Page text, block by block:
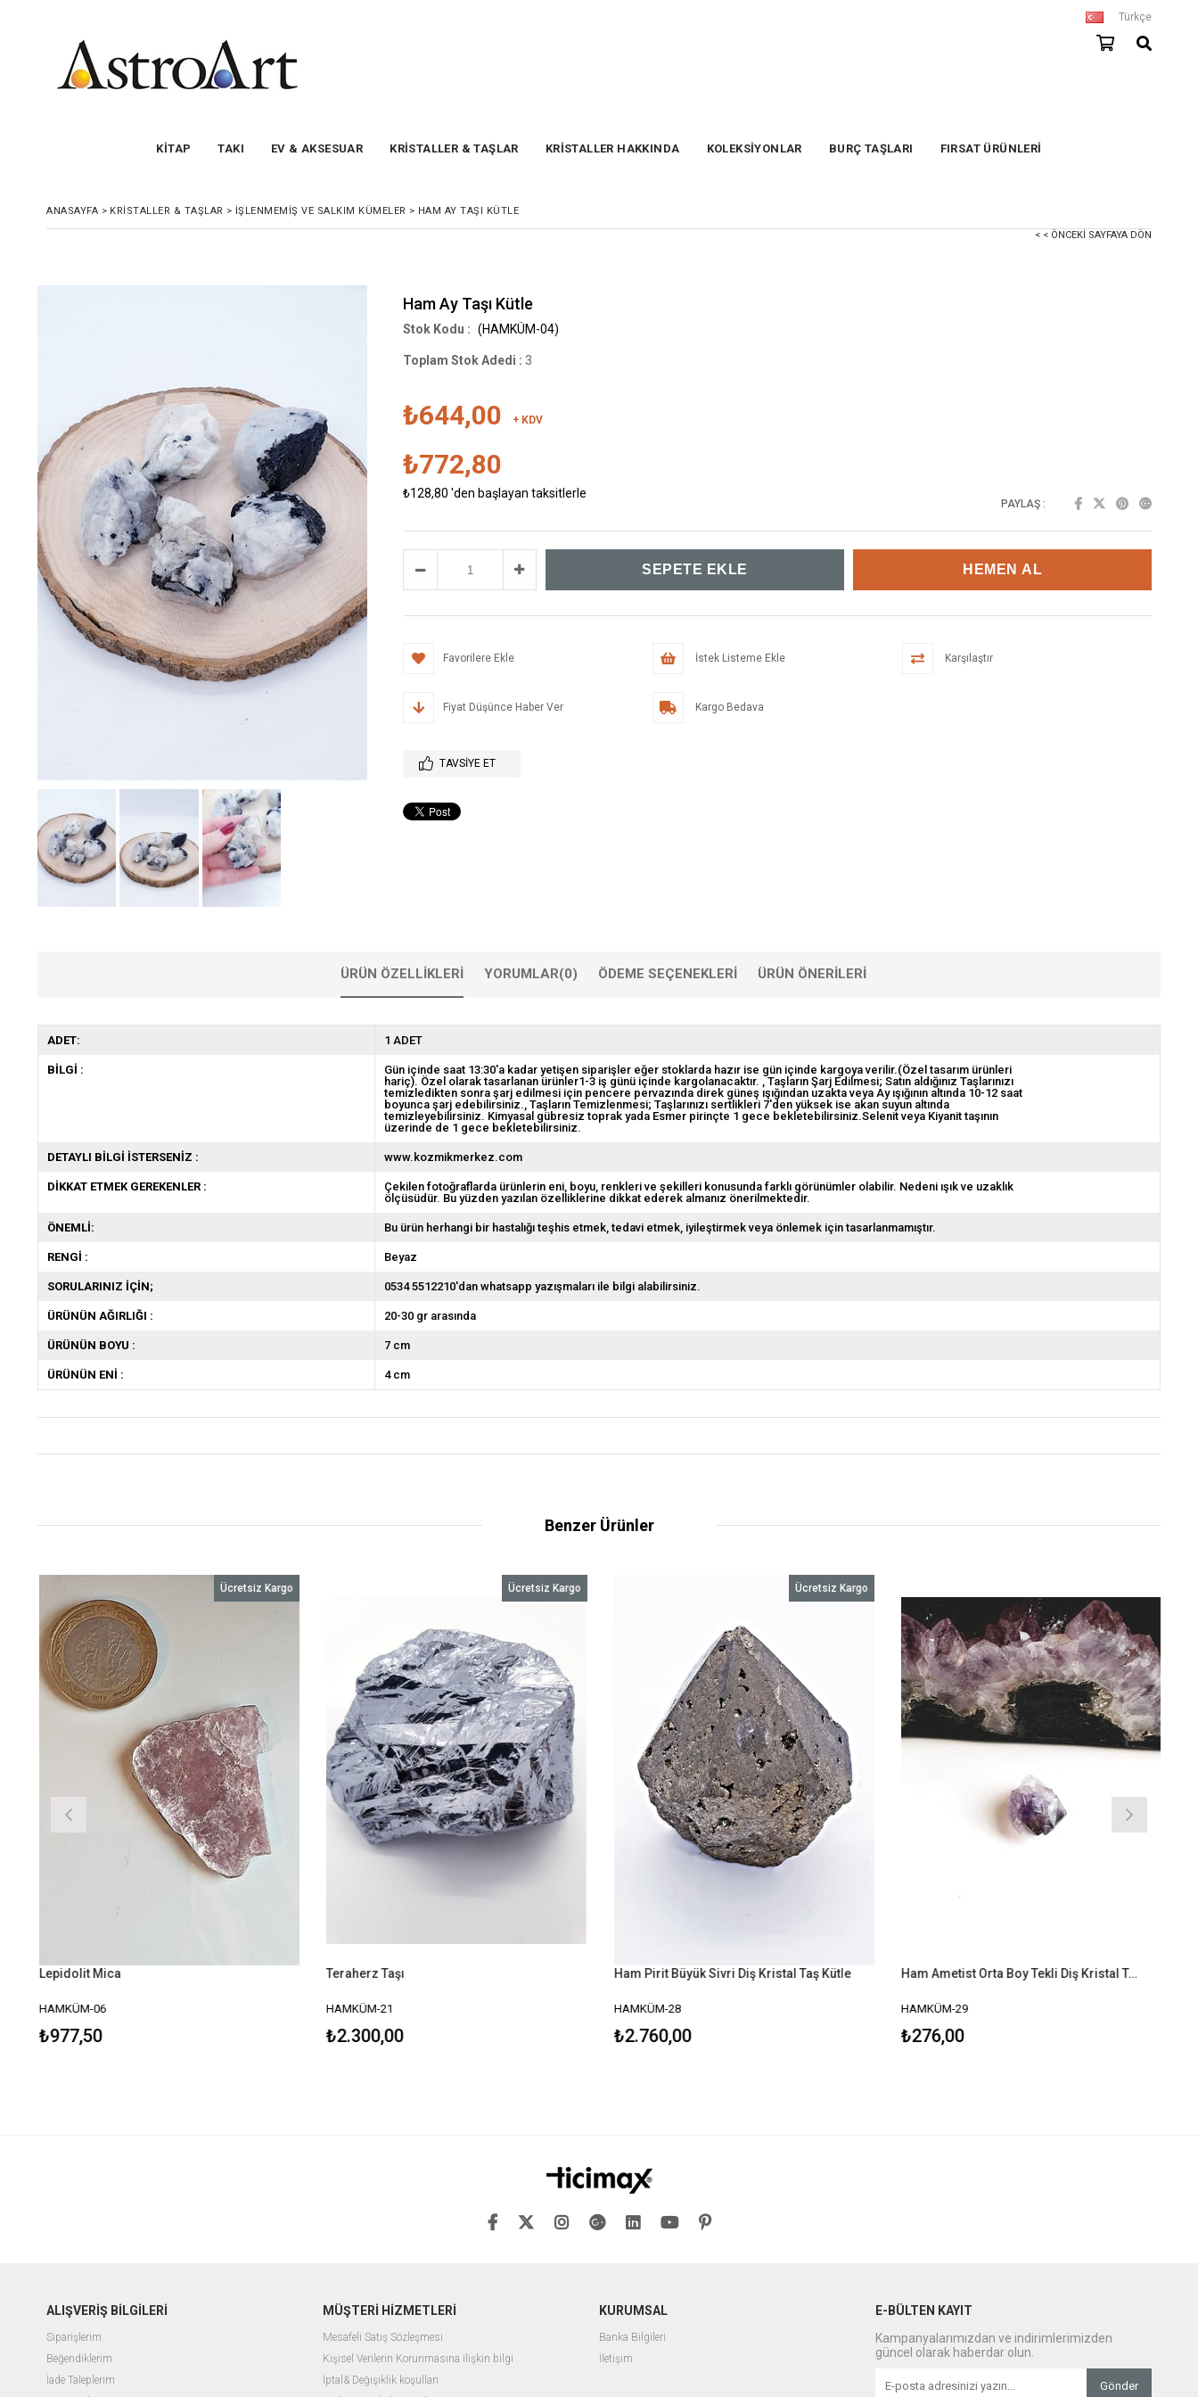
Türkçe
KİTAP TAKI EV & AKSESUAR KRİSTALLER & TAŞLAR KRİSTALLER HAKKINDA KOLEKSİYONLAR BURÇ TAŞLARI FIRSAT ÜRÜNLERİ
ANASAYFA > KRİSTALLER & TAŞLAR > İŞLENMEMIŞ VE SALKIM KÜMELER > HAM AY TAŞI KÜTLE
< < ÖNCEKI SAYFAYA DÖN
Ham Ay Taşı Kütle
(HAMKÜM-04)
Toplam Stok Adedi : 3
₺644,00 + KDV
₺772,80
₺128,80 'den başlayan taksitlerle
PAYLAŞ :
Favorilere Ekle İstek Listeme Ekle Karşılaştır
Fiyat Düşünce Haber Ver Kargo Bedava
TAVSIYE ET
ÜRÜN ÖZELLIKLERI YORUMLAR(0) ÖDEME SEÇENEKLERI ÜRÜN ÖNERILERI
ADET: 1 ADET
BİLGİ :
Gün içinde saat 13:30'a kadar yetişen siparişler eğer stoklarda hazır ise gün içinde kargoya verilir.(Özel tasarım ürünleri
hariç). Özel olarak tasarlanan ürünler1-3 iş günü içinde kargolanacaktır.
Taşların Şarj Edilmesi; Satın aldığınız Taşlarınızı
temizledikten sonra şarj edilmesi için pencere pervazında direk güneş ışığından uzakta veya Ay ışığının altında 10-12 saat
boyunca şarj edebilirsiniz. Taşların Temizlenmesi; Taşlarınızı sertlikleri 7'den yüksek ise akan suyun altında
temizleyebilirsiniz. Kimyasal gübresiz toprak yada Esmer pirinçte 1 gece bekletebilirsiniz.Selenit veya Kiyanit taşının
üzerinde de 1 gece bekletebilirsiniz.
DETAYLI BİLGİ İSTERSENİZ : www.kozmikmerkez.com
DİKKAT ETMEK GEREKENLER :
Çekilen fotoğraflarda ürünlerin eni, boyu, renkleri ve şekilleri konusunda farklı görünümler olabilir. Nedeni ışık ve uzaklık
ölçüsüdür. Bu yüzden yazılan özelliklerine dikkat ederek almanız önerilmektedir.
ÖNEMLİ: Bu ürün herhangi bir hastalığı teşhis etmek, tedavi etmek, iyileştirmek veya önlemek için tasarlanmamıştır.
RENGİ : Beyaz
SORULARINIZ İÇİN; 0534 5512210'dan whatsapp yazışmaları ile bilgi alabilirsiniz.
ÜRÜNÜN AĞIRLIĞI : 20-30 gr arasında
ÜRÜNÜN BOYU : 7 cm
ÜRÜNÜN ENİ : 4 cm
Benzer Ürünler
Lepidolit Mica
HAMKÜM-06
₺977,50
Ücretsiz Kargo
Teraherz Taşı
HAMKÜM-21
₺2.300,00
Ücretsiz Kargo
Ham Pirit Büyük Sivri Diş Kristal Taş Kütle
HAMKÜM-28
₺2.760,00
Ücretsiz Kargo
Ham Ametist Orta Boy Tekli Diş Kristal Taş
HAMKÜM-29
₺276,00
ALIŞVERİŞ BİLGİLERİ
Siparişlerim
Beğendiklerim
İade Taleplerim
MÜŞTERİ HİZMETLERİ
Mesafeli Satış Sözleşmesi
Kişisel Verilerin Korunmasına ilişkin bilgi
İptal& Değişiklik koşulları
KURUMSAL
Banka Bilgileri
İletişim
E-BÜLTEN KAYIT
Kampanyalarımızdan ve indirimlerimizden
güncel olarak haberdar olun.
Gönder